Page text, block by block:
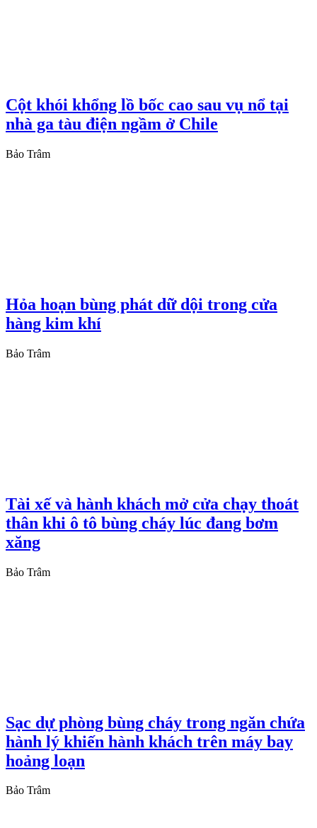
Cột khói khổng lồ bốc cao sau vụ nổ tại
nhà ga tàu điện ngầm ở Chile
Bảo Trâm
Hỏa hoạn bùng phát dữ dội trong cửa
hàng kim khí
Bảo Trâm
Tài xế và hành khách mở cửa chạy thoát
thân khi ô tô bùng cháy lúc đang bơm
xăng
Bảo Trâm
Sạc dự phòng bùng cháy trong ngăn chứa
hành lý khiến hành khách trên máy bay
hoảng loạn
Bảo Trâm